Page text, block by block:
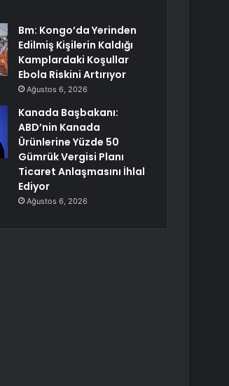
Bm: Kongo’da Yerinden
Edilmiş Kişilerin Kaldığı
Kamplardaki Koşullar
Ebola Riskini Artırıyor
Ağustos 6, 2026
Kanada Başbakanı:
ABD’nin Kanada
Ürünlerine Yüzde 50
Gümrük Vergisi Planı
Ticaret Anlaşmasını İhlal
Ediyor
Ağustos 6, 2026